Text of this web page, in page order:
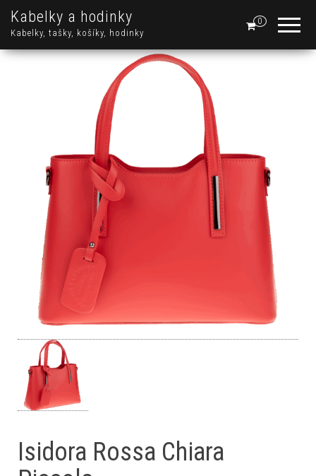
Kabelky a hodinky
Kabelky, tašky, košíky, hodinky
0
Isidora Rossa Chiara